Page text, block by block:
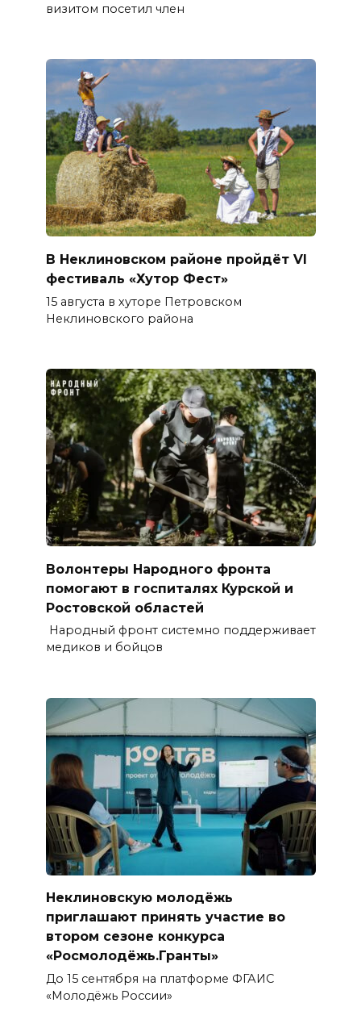
визитом посетил член
В Неклиновском районе пройдёт VI
фестиваль «Хутор Фест»
15 августа в хуторе Петровском
Неклиновского района
Волонтеры Народного фронта
помогают в госпиталях Курской и
Ростовской областей
Народный фронт системно поддерживает
медиков и бойцов
Неклиновскую молодёжь
приглашают принять участие во
втором сезоне конкурса
«Росмолодёжь.Гранты»
До 15 сентября на платформе ФГАИС
«Молодёжь России»